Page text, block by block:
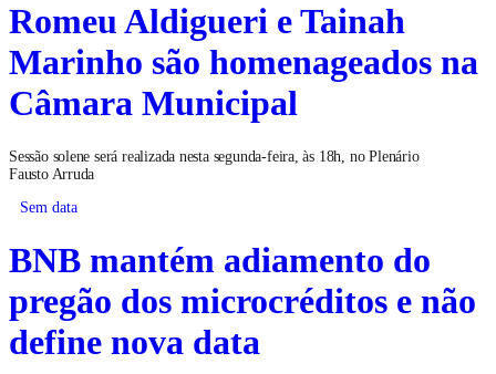
Romeu Aldigueri e Tainah
Marinho são homenageados na
Câmara Municipal
Sessão solene será realizada nesta segunda-feira, às 18h, no Plenário
Fausto Arruda
Sem data
BNB mantém adiamento do
pregão dos microcréditos e não
define nova data